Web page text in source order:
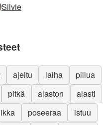
Silvie
ajeltu laiha
pillua
pitkä alaston
alasti
poseeraa
istuu